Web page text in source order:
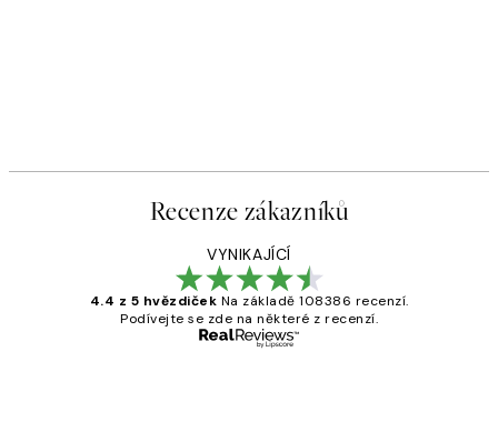
Recenze zákazníků
VYNIKAJÍCÍ
4.4 z 5 hvězdiček Na základě 108386 recenzí.
Podívejte se zde na některé z recenzí.